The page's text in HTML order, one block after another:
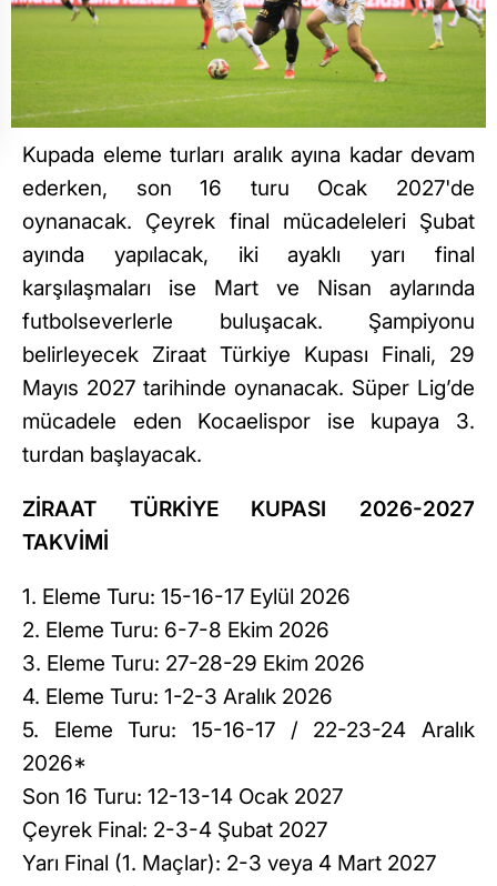
Kupada eleme turları aralık ayına kadar devam
ederken, son 16 turu Ocak 2027'de
oynanacak. Çeyrek final mücadeleleri Şubat
ayında yapılacak, iki ayaklı yarı final
karşılaşmaları ise Mart ve Nisan aylarında
futbolseverlerle buluşacak. Şampiyonu
belirleyecek Ziraat Türkiye Kupası Finali, 29
Mayıs 2027 tarihinde oynanacak. Süper Lig’de
mücadele eden Kocaelispor ise kupaya 3.
turdan başlayacak.
ZİRAAT TÜRKİYE KUPASI 2026-2027
TAKVİMİ
1. Eleme Turu: 15-16-17 Eylül 2026
2. Eleme Turu: 6-7-8 Ekim 2026
3. Eleme Turu: 27-28-29 Ekim 2026
4. Eleme Turu: 1-2-3 Aralık 2026
5. Eleme Turu: 15-16-17 / 22-23-24 Aralık
2026*
Son 16 Turu: 12-13-14 Ocak 2027
Çeyrek Final: 2-3-4 Şubat 2027
Yarı Final (1. Maçlar): 2-3 veya 4 Mart 2027